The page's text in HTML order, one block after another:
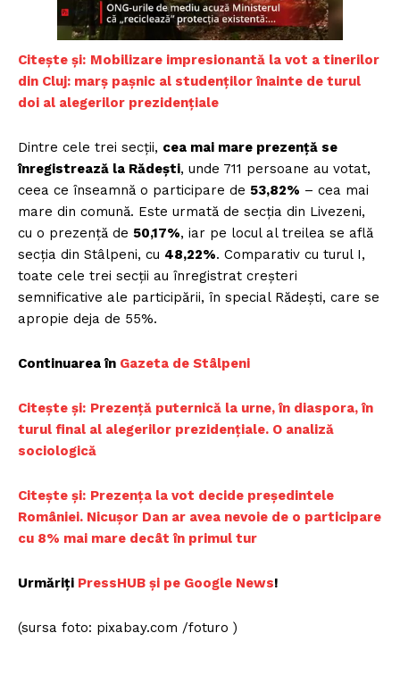
Citește și: Mobilizare impresionantă la vot a tinerilor
din Cluj: marș pașnic al studenților înainte de turul
doi al alegerilor prezidențiale
Dintre cele trei secții, cea mai mare prezență se
înregistrează la Rădești, unde 711 persoane au votat,
ceea ce înseamnă o participare de 53,82% – cea mai
mare din comună. Este urmată de secția din Livezeni,
cu o prezență de 50,17%, iar pe locul al treilea se află
secția din Stâlpeni, cu 48,22%. Comparativ cu turul I,
toate cele trei secții au înregistrat creșteri
semnificative ale participării, în special Rădești, care se
apropie deja de 55%.
Continuarea în Gazeta de Stâlpeni
Citește și: Prezență puternică la urne, în diaspora, în
turul final al alegerilor prezidențiale. O analiză
sociologică
Citește și: Prezența la vot decide președintele
României. Nicușor Dan ar avea nevoie de o participare
cu 8% mai mare decât în primul tur
Urmăriți PressHUB și pe Google News!
(sursa foto: pixabay.com /foturo )